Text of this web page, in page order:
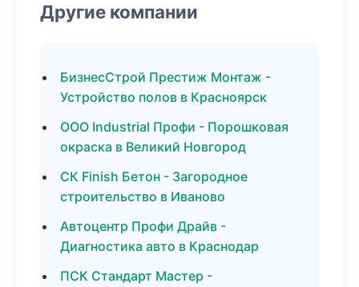
Другие компании
БизнесСтрой Престиж Монтаж -
Устройство полов в Красноярск
ООО Industrial Профи - Порошковая
окраска в Великий Новгород
СК Finish Бетон - Загородное
строительство в Иваново
Автоцентр Профи Драйв -
Диагностика авто в Краснодар
ПСК Стандарт Мастер -